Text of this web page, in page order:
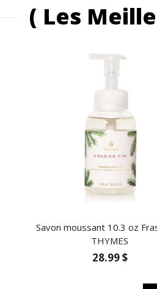
( Les
Savon moussant 10.3 oz
THYMES
28.99 $